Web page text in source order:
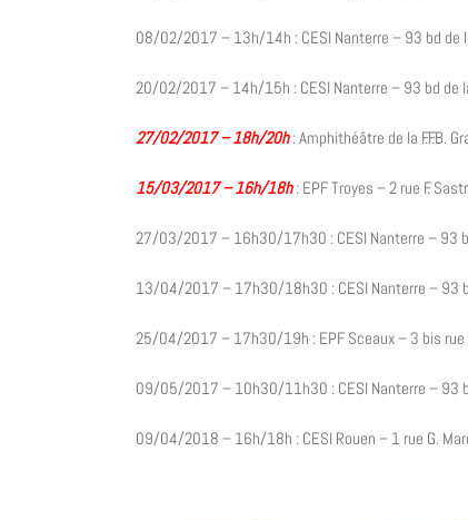
08/02/2017 – 13h/14h : CESI Nanterre – 93 bd de
20/02/2017 – 14h/15h : CESI Nanterre – 93 bd de
27/02/2017 – 18h/20h: Amphithéâtre de la F.F.B.
15/03/2017 – 16h/18h: EPF Troyes – 2 rue F.
27/03/2017 – 16h30/17h30 : CESI Nanterre – 93
13/04/2017 – 17h30/18h30 : CESI Nanterre – 93
25/04/2017 – 17h30/19h : EPF Sceaux – 3 bis rue
09/05/2017 – 10h30/11h30 : CESI Nanterre – 93
09/04/2018 – 16h/18h : CESI Rouen – 1 rue G.